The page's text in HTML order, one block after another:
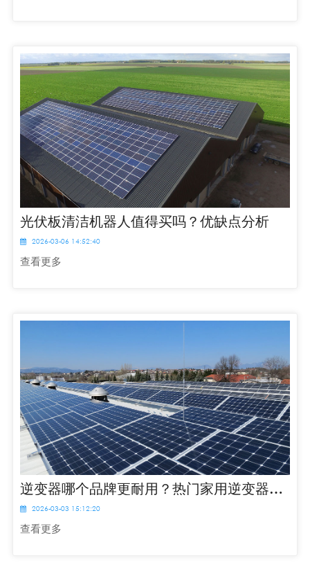
光伏板清洁机器人值得买吗？优缺点分析
2026-03-06 14:52:40
查看更多
逆变器哪个品牌更耐用？热门家用逆变器对比
2026-03-03 15:12:20
查看更多